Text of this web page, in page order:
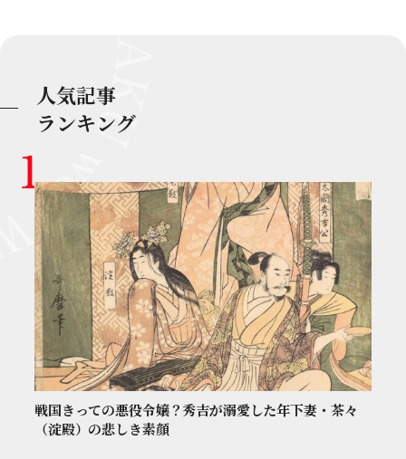
人気記事
ランキング
戦国きっての悪役令嬢？秀吉が溺愛した年下妻・茶々
（淀殿）の悲しき素顔